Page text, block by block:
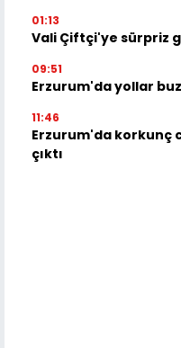
01:13
Vali Çiftçi'ye sürpriz
09:51
Erzurum'da yollar
11:46
Erzurum'da korkunç
çıktı